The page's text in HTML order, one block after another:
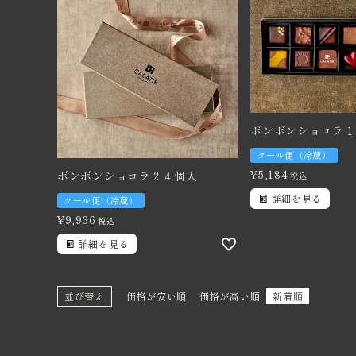
価格から探す
卸売り販売
インフォメーション
ボンボンショコラ２４個入
クール便（冷蔵）
¥9,936 税込
詳細を見る
ボンボンショコラ
クール便（冷蔵）
¥5,184 税込
詳細を見る
並び替え 価格が安い順 価格が高い順 新着順